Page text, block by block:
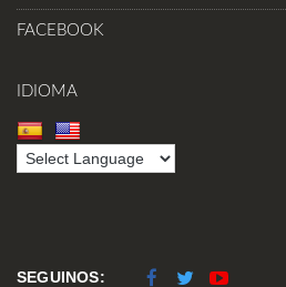
FACEBOOK
IDIOMA
SEGUINOS: